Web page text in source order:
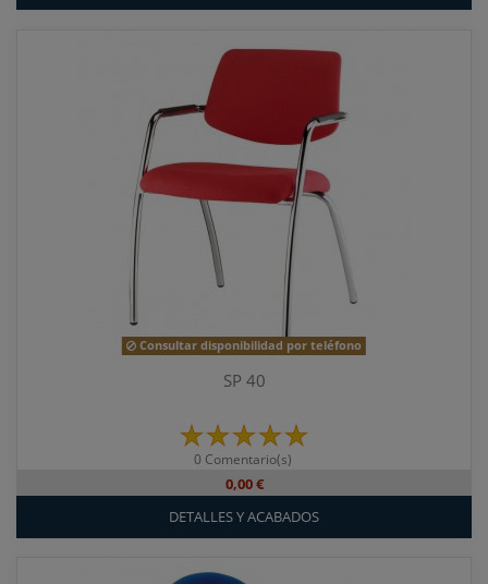
Consultar disponibilidad por teléfono
SP 40
0 Comentario(s)
0,00 €
DETALLES Y ACABADOS